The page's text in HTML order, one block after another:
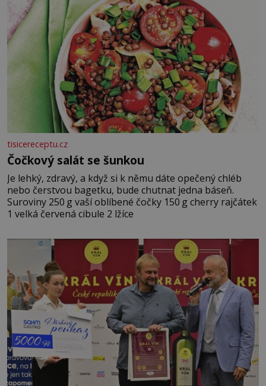
tisicereceptu.cz
Čočkový salát se šunkou
Je lehký, zdravý, a když si k němu dáte opečený chléb
nebo čerstvou bagetku, bude chutnat jedna báseň.
Suroviny 250 g vaší oblíbené čočky 150 g cherry rajčátek
1 velká červená cibule 2 lžíce